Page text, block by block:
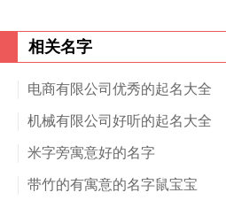
相关名字
电商有限公司优秀的起名大全
机械有限公司好听的起名大全
米字旁寓意好的名字
带竹的有寓意的名字鼠宝宝